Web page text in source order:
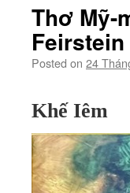
Thơ Mỹ-
Posted on 24
Khế Iêm